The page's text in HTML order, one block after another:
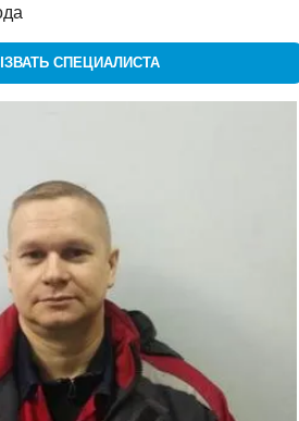
СПЕЦИАЛИСТА